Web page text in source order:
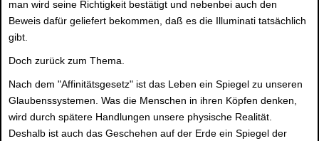
man wird seine Richtigkeit bestätigt und nebenbei auch den
Beweis dafür geliefert bekommen, daß es die Illuminati tatsächlich
gibt.
Doch zurück zum Thema.
Nach dem "Affinitätsgesetz" ist das Leben ein Spiegel zu unseren
Glaubenssystemen. Was die Menschen in ihren Köpfen denken,
wird durch spätere Handlungen unsere physische Realität.
Deshalb ist auch das Geschehen auf der Erde ein Spiegel der